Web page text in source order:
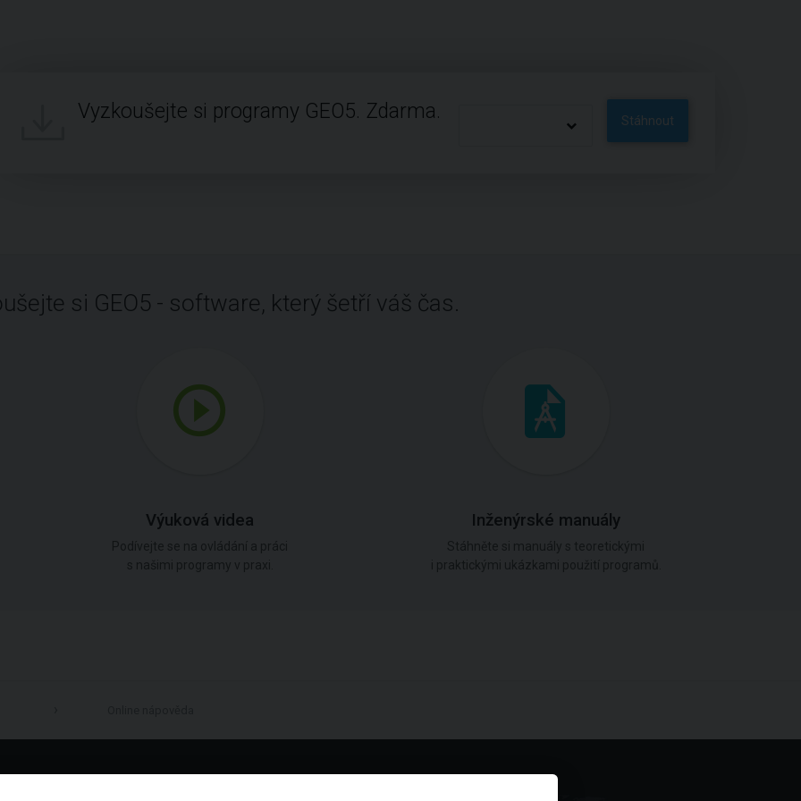
Vyzkoušejte si programy GEO5. Zdarma. Stáhnout
si GEO5 - software, který šetří váš čas.
Výuková videa Inženýrské manuály